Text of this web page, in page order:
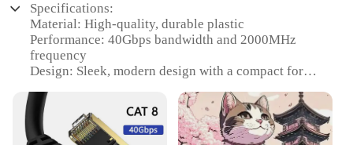
Specifications:
Material: High-quality, durable plastic
Performance: 40Gbps bandwidth and 2000MHz
frequency
Design: Sleek, modern design with a compact form
Cable Length: 25 meters, ideal for medium to large
spaces
Compatibility: Compatible with Cat 8 Ethernet